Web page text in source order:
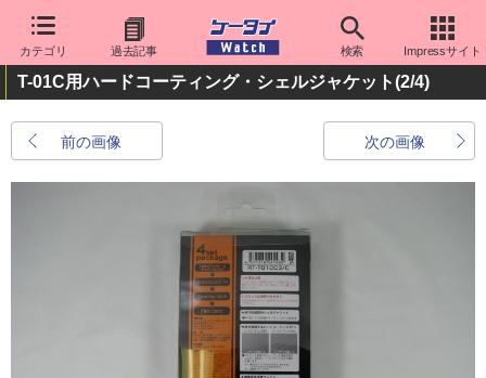
カテゴリ 過去記事 検索 Impressサイト
T-01C用ハードコーティング・シェルジャケット(2/4)
前の画像 次の画像